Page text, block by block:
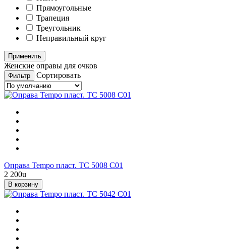
Прямоугольные
Трапеция
Треугольник
Неправильный круг
Женские оправы для очков
Фильтр Сортировать
Оправа Tempo пласт. TC 5008 C01
2 200u
В корзину